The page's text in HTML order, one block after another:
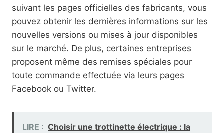
suivant les pages officielles des fabricants, vous
pouvez obtenir les dernières informations sur les
nouvelles versions ou mises à jour disponibles
sur le marché. De plus, certaines entreprises
proposent même des remises spéciales pour
toute commande effectuée via leurs pages
Facebook ou Twitter.
LIRE : Choisir une trottinette électrique : la